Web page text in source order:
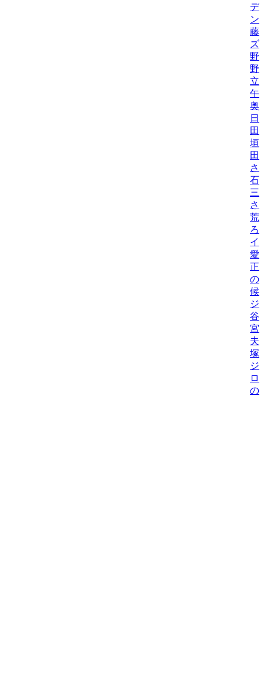
デ
ン
藤
ズ
野
野
立
午
奥
日
田
垣
田
さ
石
三
さ
荒
ろ
イ
愛
正
の
候/
ジ
谷
宮
夫
塚
ジ
ロ
の